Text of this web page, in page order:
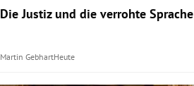
Die Justiz und die verrohte Sprache
Martin GebhartHeute